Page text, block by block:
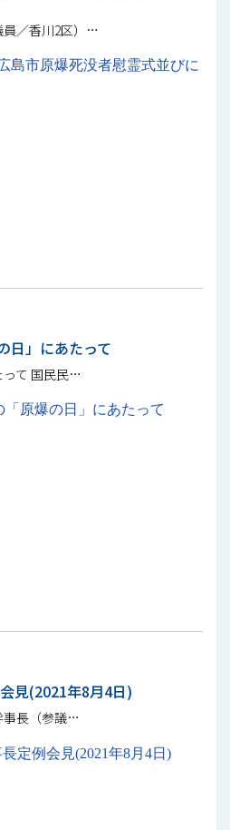
員／香川2区）…
日」にあたって
って 国民民…
見(2021年8月4日)
事長（参議…